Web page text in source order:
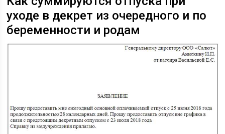
уходе в декрет из очередного и по
беременности и родам